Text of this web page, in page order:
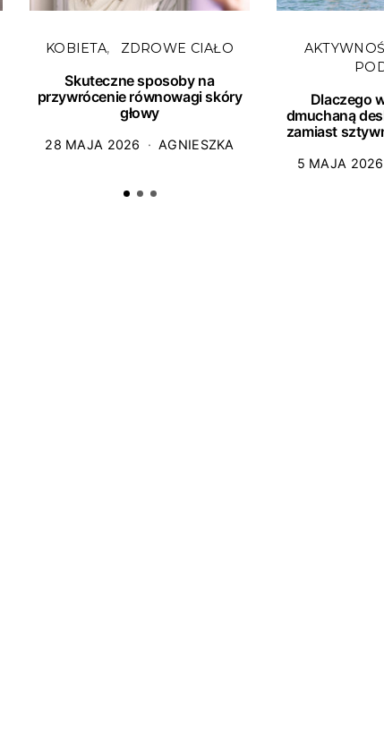
KOBIETA ZDROWE CIAŁO
Skuteczne sposoby na
przywrócenie równowagi skóry
głowy
28 MAJA 2026 AGNIESZKA
Dlaczego
dmuchaną
zamiast
5 MAJA 2026